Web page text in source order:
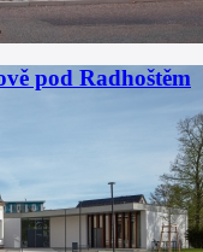
pod Radhoštěm